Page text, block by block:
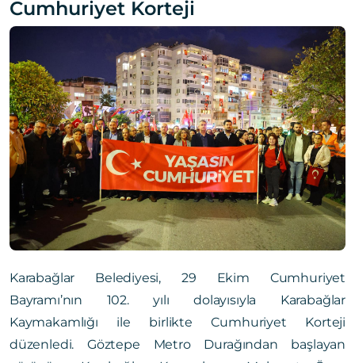
Cumhuriyet Korteji
Karabağlar Belediyesi, 29 Ekim Cumhuriyet
Bayramı’nın 102. yılı dolayısıyla Karabağlar
Kaymakamlığı ile birlikte Cumhuriyet Korteji
düzenledi. Göztepe Metro Durağından başlayan